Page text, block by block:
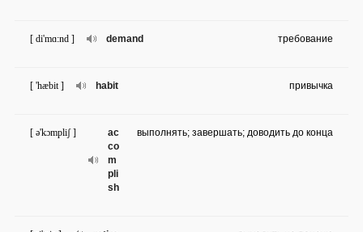
demand
[ di'mɑ:nd ] требование
habit
[ 'hæbit ] привычка
ac
co
m
pli
sh
[ ə'kɔmpliʃ ] выполнять; завершать; доводить до конца